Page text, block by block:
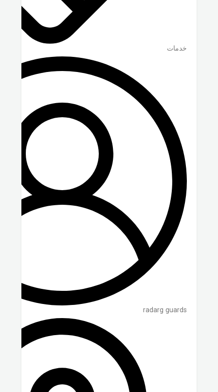
خدمات
radarg guards